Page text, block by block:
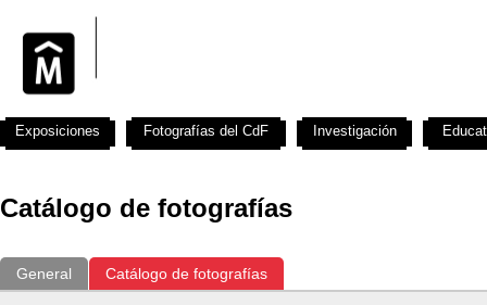
Catálogo de fotografías
General Catálogo de fotografías
Exposiciones Fotografías del CdF Investigación